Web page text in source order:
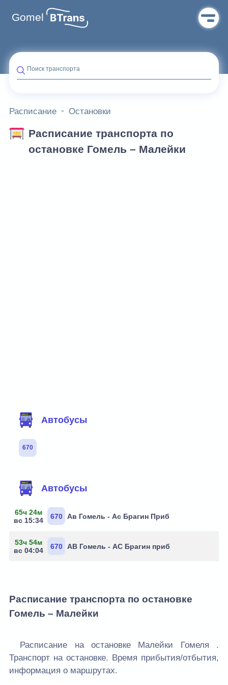
Gomel
Поиск транспорта
Расписание Остановки
Расписание транспорта по
остановке Гомель – Малейки
Автобусы
670
Автобусы
65ч 24м
вс 15:34
670 Ав Гомель - Ас Брагин Приб
53ч 54м
вс 04:04
670 АВ Гомель - АС Брагин приб
Расписание транспорта по остановке
Гомель – Малейки
Расписание на остановке Малейки Гомеля .
Транспорт на остановке. Время прибытия/отбытия,
информация о маршрутах.